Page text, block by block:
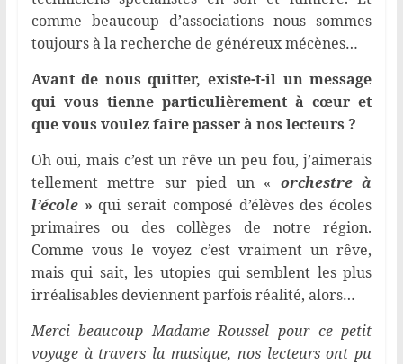
comme beaucoup d’associations nous sommes
toujours à la recherche de généreux mécènes…
Avant de nous quitter, existe-t-il un message
qui vous tienne particulièrement à cœur et
que vous voulez faire passer à nos lecteurs ?
Oh oui, mais c’est un rêve un peu fou, j’aimerais
tellement mettre sur pied un « orchestre à
l’école» qui serait composé d’élèves des écoles
primaires ou des collèges de notre région.
Comme vous le voyez c’est vraiment un rêve,
mais qui sait, les utopies qui semblent les plus
irréalisables deviennent parfois réalité, alors…
Merci beaucoup Madame Roussel pour ce petit
voyage à travers la musique, nos lecteurs ont pu